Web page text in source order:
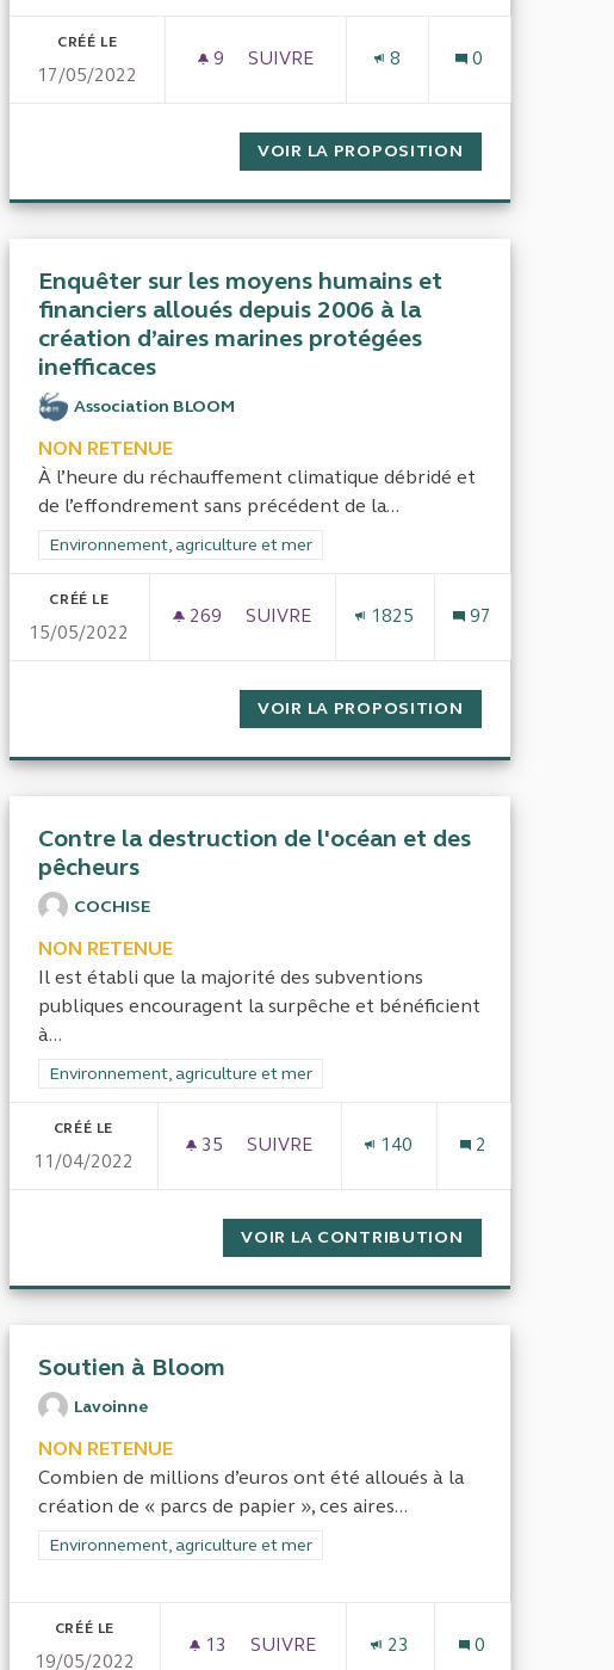
LA POLICE DE L'ENVIRONNEMENT
ET EFFECTIFS DE LA POLICE DE L'ENVIRONNEMENT
CRÉÉ LE
17/05/2022
9 9 ABONNÉS
SUIVRE
8 0
VOIR LA PROPOSITION
mer
DE CHASSEURS ET SON USAGE
PUBLIC DESTINÉ AUX FÉDÉRATIONS DE CHASSEURS ET SON
Enquêter sur les moyens humains et
financiers alloués depuis 2006 à la
création d’aires marines protégées
inefficaces
Association BLOOM
NON RETENUE
À l’heure du réchauffement climatique débridé et
de l’effondrement sans précédent de la...
Filtrer les résultats de la catégorie : Environnement, agriculture et mer
Environnement, agriculture et mer
CRÉÉ LE
15/05/2022
269 269 ABONNÉS
SUIVRE
1825 97
VOIR LA PROPOSITION
mer
PARC NATUREL RÉGIONAL DU VEXIN
ET FONCTIONNEMENT DU PARC NATUREL RÉGIONAL DU VEXIN
Contre la destruction de l'océan et des
pêcheurs
COCHISE
NON RETENUE
Il est établi que la majorité des subventions
publiques encouragent la surpêche et bénéficient
à...
Filtrer les résultats de la catégorie : Environnement, agriculture et mer
Environnement, agriculture et mer
CRÉÉ LE
11/04/2022
35 35 ABONNÉS
SUIVRE
140 2
VOIR LA CONTRIBUTION
mer
Soutien à Bloom
Lavoinne
NON RETENUE
Combien de millions d’euros ont été alloués à la
création de « parcs de papier », ces aires...
Filtrer les résultats de la catégorie : Environnement, agriculture et mer
Environnement, agriculture et mer
CRÉÉ LE
19/05/2022
13 13 ABONNÉS
SUIVRE
23 0